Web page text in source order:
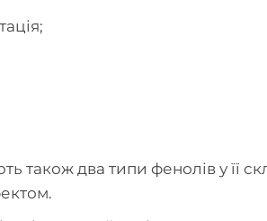
два типи фенолів у її